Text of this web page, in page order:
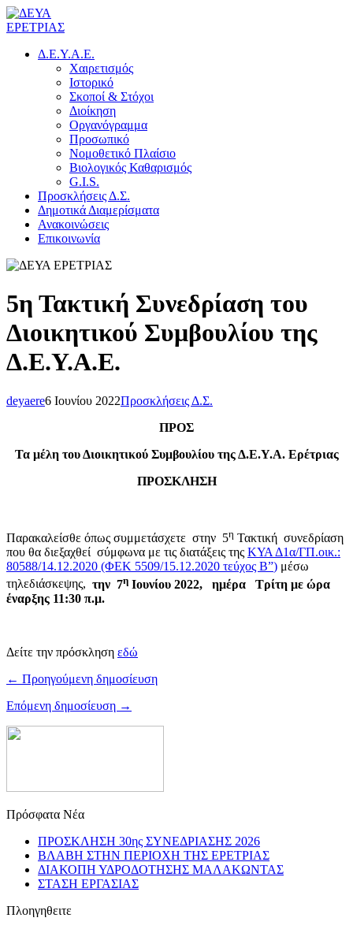
Δ.Ε.Υ.Α.Ε.
Χαιρετισμός
Ιστορικό
Σκοποί & Στόχοι
Διοίκηση
Οργανόγραμμα
Προσωπικό
Νομοθετικό Πλαίσιο
Βιολογικός Καθαρισμός
G.I.S.
Προσκλήσεις Δ.Σ.
Δημοτικά Διαμερίσματα
Ανακοινώσεις
Επικοινωνία
5η Τακτική Συνεδρίαση του
Διοικητικού Συμβουλίου της
Δ.Ε.Υ.Α.Ε.
deyaere6 Ιουνίου 2022Προσκλήσεις Δ.Σ.
ΠΡΟΣ
Τα μέλη του Διοικητικού Συμβουλίου της Δ.Ε.Υ.Α. Ερέτριας
ΠΡΟΣΚΛΗΣΗ
Παρακαλείσθε όπως συμμετάσχετε στην 5η Τακτική συνεδρίαση
που θα διεξαχθεί σύμφωνα με τις διατάξεις της ΚΥΑ Δ1α/ΓΠ.οικ.:
80588/14.12.2020 (ΦΕΚ 5509/15.12.2020 τεύχος Β”) μέσω
τηλεδιάσκεψης, την 7η Ιουνίου 2022, ημέρα Τρίτη με ώρα
έναρξης 11:30 π.μ.
Δείτε την πρόσκληση εδώ
← Προηγούμενη δημοσίευση
Επόμενη δημοσίευση →
Πρόσφατα Νέα
ΠΡΟΣΚΛΗΣΗ 30ης ΣΥΝΕΔΡΙΑΣΗΣ 2026
ΒΛΑΒΗ ΣΤΗΝ ΠΕΡΙΟΧΗ ΤΗΣ ΕΡΕΤΡΙΑΣ
ΔΙΑΚΟΠΗ ΥΔΡΟΔΟΤΗΣΗΣ ΜΑΛΑΚΩΝΤΑΣ
ΣΤΑΣΗ ΕΡΓΑΣΙΑΣ
Πλοηγηθειτε